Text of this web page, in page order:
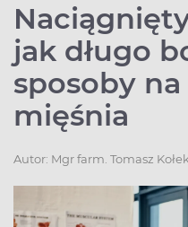
jak długo
sposoby
mięśnia
Autor: Mgr farm. Tomasz